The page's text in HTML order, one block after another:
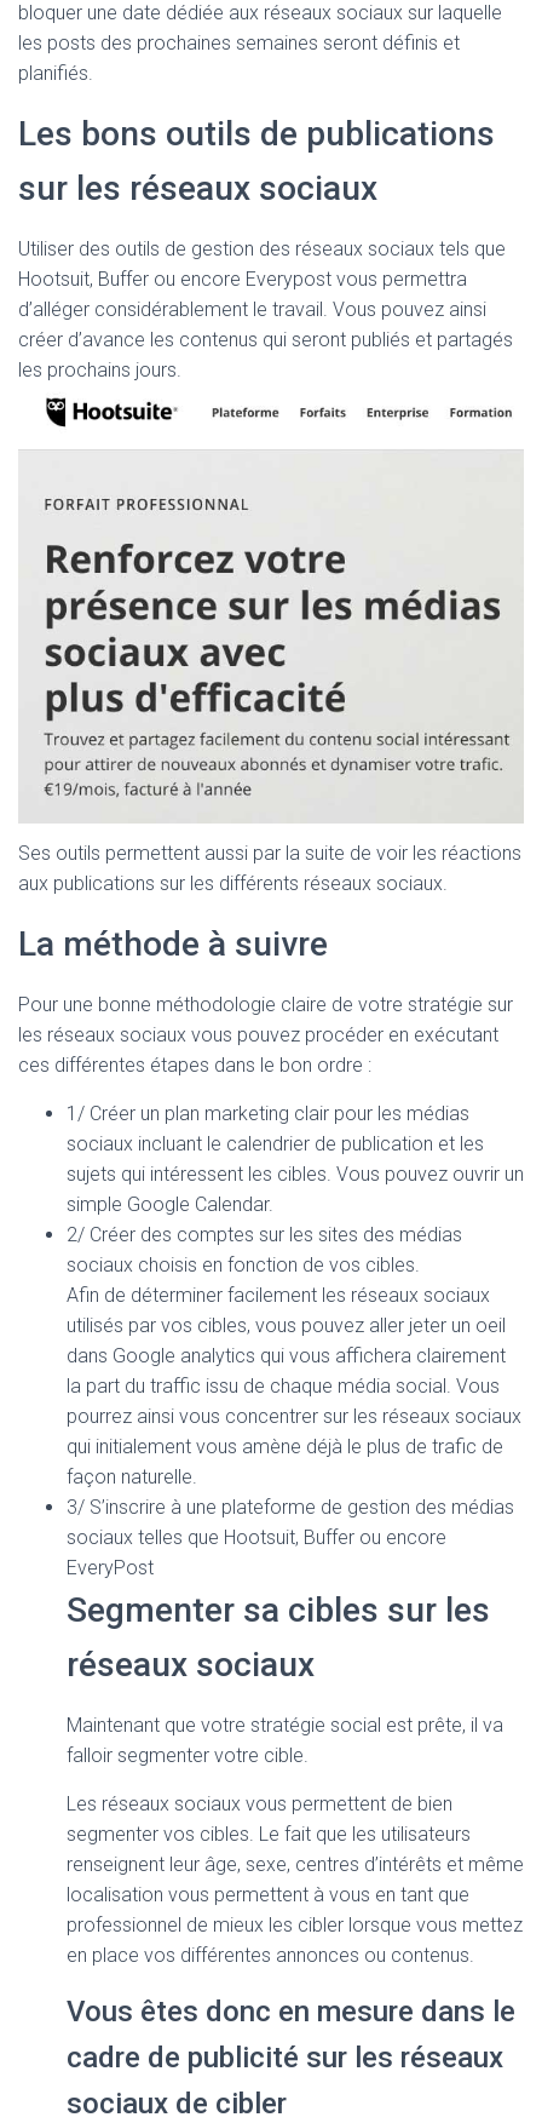
bloquer une date dédiée aux réseaux sociaux sur laquelle
les posts des prochaines semaines seront définis et
planifiés.
Les bons outils de publications
sur les réseaux sociaux
Utiliser des outils de gestion des réseaux sociaux tels que
Hootsuit, Buffer ou encore Everypost vous permettra
d’alléger considérablement le travail. Vous pouvez ainsi
créer d’avance les contenus qui seront publiés et partagés
les prochains jours.
Ses outils permettent aussi par la suite de voir les réactions
aux publications sur les différents réseaux sociaux.
La méthode à suivre
Pour une bonne méthodologie claire de votre stratégie sur
les réseaux sociaux vous pouvez procéder en exécutant
ces différentes étapes dans le bon ordre :
1/ Créer un plan marketing clair pour les médias
sociaux incluant le calendrier de publication et les
sujets qui intéressent les cibles. Vous pouvez ouvrir un
simple Google Calendar.
2/ Créer des comptes sur les sites des médias
sociaux choisis en fonction de vos cibles.
Afin de déterminer facilement les réseaux sociaux
utilisés par vos cibles, vous pouvez aller jeter un oeil
dans Google analytics qui vous affichera clairement
la part du traffic issu de chaque média social. Vous
pourrez ainsi vous concentrer sur les réseaux sociaux
qui initialement vous amène déjà le plus de trafic de
façon naturelle.
3/ S’inscrire à une plateforme de gestion des médias
sociaux telles que Hootsuit, Buffer ou encore
EveryPost
Segmenter sa cibles sur les
réseaux sociaux
Maintenant que votre stratégie social est prête, il va
falloir segmenter votre cible.
Les réseaux sociaux vous permettent de bien
segmenter vos cibles. Le fait que les utilisateurs
renseignent leur âge, sexe, centres d’intérêts et même
localisation vous permettent à vous en tant que
professionnel de mieux les cibler lorsque vous mettez
en place vos différentes annonces ou contenus.
Vous êtes donc en mesure dans le
cadre de publicité sur les réseaux
sociaux de cibler